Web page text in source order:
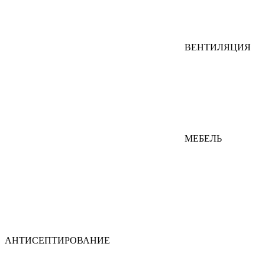
ВЕНТИЛЯЦИЯ
МЕБЕЛЬ
АНТИСЕПТИРОВАНИЕ